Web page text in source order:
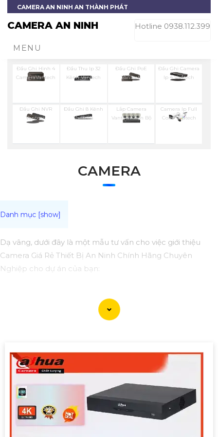
CAMERA AN NINH AN THÀNH PHÁT
CAMERA AN NINH Hotline 0938.112.399
MENU
Đầu Ghi Hình 4
CameraVantech
Đầu Thu Ip 32
Kênh Vantech
Đầu Ghi PoE
Vantech
Đầu Ghi Camera
Ip 4 Vantech
Đầu Ghi NVR
Vantech
Đầu Ghi 8 Kênh
Vantech
Lắp Camera
Vantech Trọn Bộ
Camera Ip Full
Color Vantech
CAMERA
Dạ vâng, dưới đây là một mẫu tư vấn cho việc giới thiệu
Camera Giá Rẻ Thiết Bị An Ninh Chính Hãng Chuyên
Nghiệp cho dự án của bạn:
Nghiệp, đáp ứng nhu cầu an ninh và giám sát cho dự án
của quý khách một cách hiệu quả, tin cậy và tiết kiệm.
Ưu điểm của dòng sản phẩm:〗1:Giá cả hợp lý: Camera giá
rẻ nhưng vẫn
chất lượng và hiệu suất làm việc.
2:Chất lượng chính hãng: Sản phẩm được chọn lọc từ
các nhà sản xuất uy tín, cam kết chất lượng chính hãng.